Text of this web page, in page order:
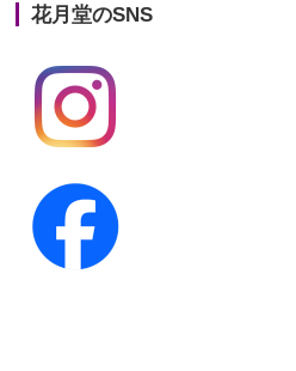
第20回人形供養祭
第19回人形供養祭
第18回人形供養祭
第16回人形供養祭
第15回人形供養祭
花月堂のSNS